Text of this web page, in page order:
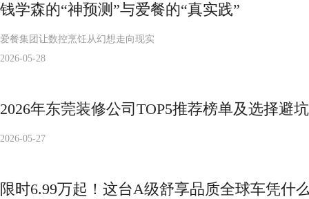
钱学森的“神预测”与爱餐的“真实践”
爱餐集团让数控烹饪从幻想走向现实
2026-05-28
2026年东莞装修公司TOP5推荐榜单及选择避
2026-05-27
限时6.99万起！这台A级舒享品质全球车凭什